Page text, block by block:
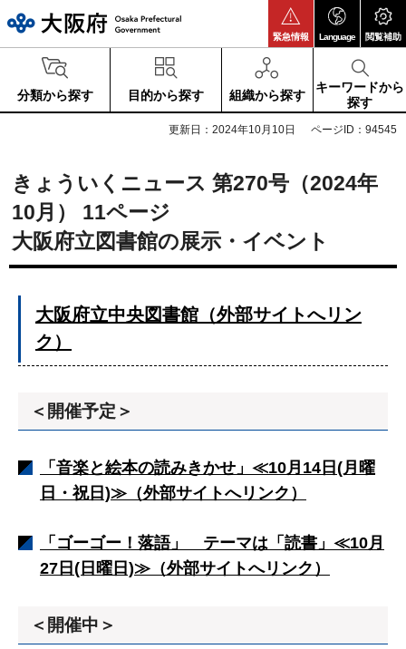
緊急情報 Language 閲覧補助
分類から探す 目的から探す 組織から探す
キーワードから
探す
更新日：2024年10月10日 ページID：94545
きょういくニュース 第270号（2024年
10月） 11ページ
大阪府立図書館の展示・イベント
大阪府立中央図書館（外部サイトへリン
ク）
＜開催予定＞
「音楽と絵本の読みきかせ」≪10月14日(月曜
日・祝日)≫（外部サイトへリンク）
「ゴーゴー！落語」 テーマは「読書」≪10月
27日(日曜日)≫（外部サイトへリンク）
＜開催中＞